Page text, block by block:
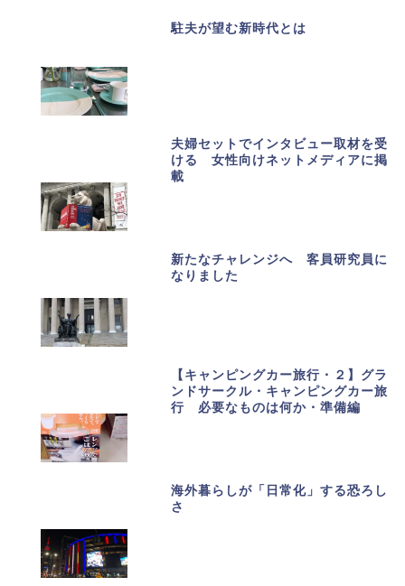
駐夫が望む新時代とは
夫婦セットでインタビュー取材を受
ける 女性向けネットメディアに掲
載
新たなチャレンジへ 客員研究員に
なりました
【キャンピングカー旅行・２】グラ
ンドサークル・キャンピングカー旅
行 必要なものは何か・準備編
海外暮らしが「日常化」する恐ろし
さ